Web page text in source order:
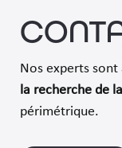
Nos experts
la recherche de
périmétrique.